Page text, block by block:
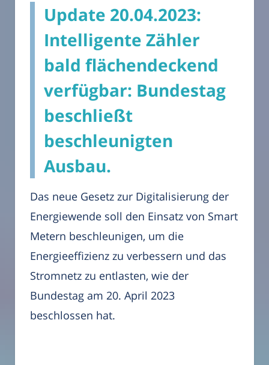
Update 20.04.2023:
Intelligente Zähler
bald flächendeckend
verfügbar: Bundestag
beschließt
beschleunigten
Ausbau.
Das neue Gesetz zur Digitalisierung der
Energiewende soll den Einsatz von Smart
Metern beschleunigen, um die
Energieeffizienz zu verbessern und das
Stromnetz zu entlasten, wie der
Bundestag am 20. April 2023
beschlossen hat.